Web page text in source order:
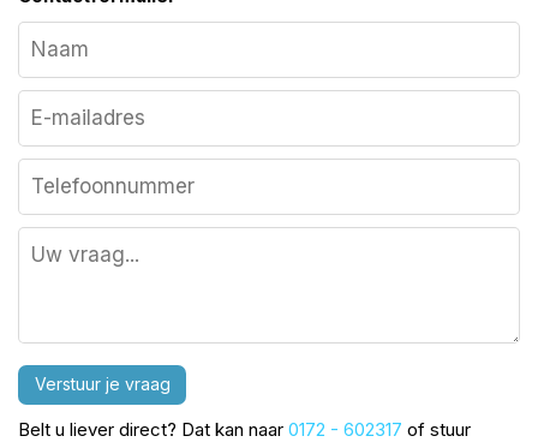
Verstuur je vraag
Belt u liever direct? Dat kan naar 0172 - 602317 of stuur